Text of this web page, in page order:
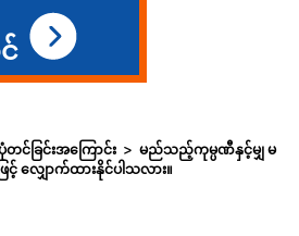
င်ခြင်းအကြောင်း
မည်သည့်ကုမ္ပဏီနှင့်မျှ မ
င့် လျှောက်ထားနိုင်ပါသလား။